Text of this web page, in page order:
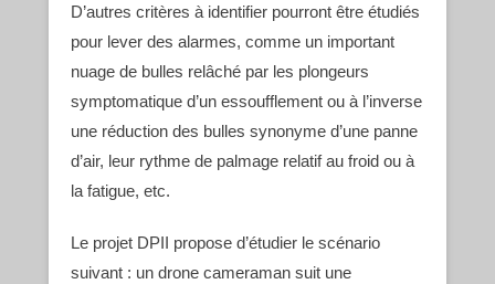
D’autres critères à identifier pourront être étudiés
pour lever des alarmes, comme un important
nuage de bulles relâché par les plongeurs
symptomatique d’un essoufflement ou à l’inverse
une réduction des bulles synonyme d’une panne
d’air, leur rythme de palmage relatif au froid ou à
la fatigue, etc.
Le projet DPII propose d’étudier le scénario
suivant : un drone cameraman suit une